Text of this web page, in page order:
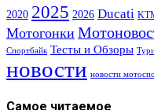
2020 2025 2026 Ducati
Мотогонки
Спортбайк Тесты и Обзоры
новости новости
Самое читаемое